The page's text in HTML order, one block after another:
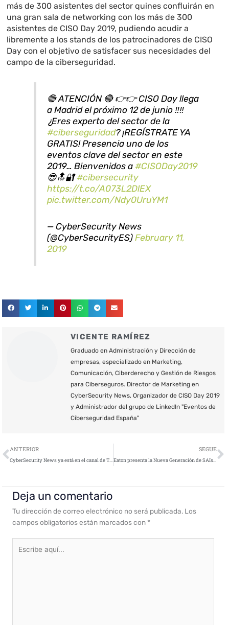
más de 300 asistentes del sector quines confluirán en
una gran sala de networking con los más de 300
asistentes de CISO Day 2019, pudiendo acudir a
libremente a los stands de los patrocinadores de CISO
Day con el objetivo de satisfacer sus necesidades del
campo de la ciberseguridad.
🔴 ATENCIÓN 🔴 👉👉 CISO Day llega
a Madrid el próximo 12 de junio ‼️‼️
¿Eres experto del sector de la
#ciberseguridad? ¡REGÍSTRATE YA
GRATIS! Presencia uno de los
eventos clave del sector en este
2019… Bienvenidos a#CISODay2019
😎🔝🔐#cibersecurity
https://t.co/A073L2DlEX
pic.twitter.com/Ndy0UruYM1
— CyberSecurity News
(@CyberSecurityES)February 11,
2019
VICENTE RAMÍREZ
Graduado en Administración y Dirección de
empresas, especializado en Marketing,
Comunicación, Ciberderecho y Gestión de Riesgos
para Ciberseguros. Director de Marketing en
CyberSecurity News, Organizador de CISO Day 2019
y Administrador del grupo de LinkedIn "Eventos de
Ciberseguridad España"
Ant
ANTERIOR
CyberSecurity News ya está en el canal de Telegram Seguridad Informática
SEGUE
Eaton presenta la Nueva Generación de SAIs Eaton 93E
Deja un comentario
Tu dirección de correo electrónico no será publicada. Los
campos obligatorios están marcados con *
aquí...